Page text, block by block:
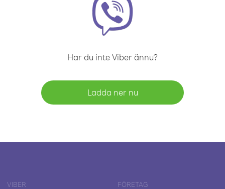
Har du inte Viber ännu?
Ladda ner nu
VIBER FÖRETAG